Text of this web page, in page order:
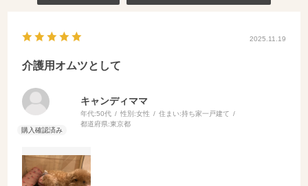
2025.11.19
介護用オムツとして
キャンディママ
年代:50代 性別:女性 住まい:持ち家一戸建て
都道府県:東京都